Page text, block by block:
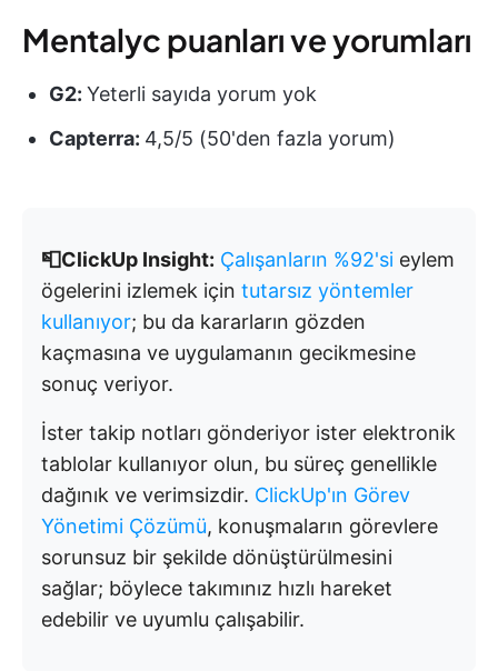
Mentalyc puanları ve yorumları
G2: Yeterli sayıda yorum yok
Capterra: 4,5/5 (50'den fazla yorum)
📮ClickUp Insight: Çalışanların %92'si eylem
ögelerini izlemek için tutarsız yöntemler
kullanıyor; bu da kararların gözden
kaçmasına ve uygulamanın gecikmesine
sonuç veriyor.
İster takip notları gönderiyor ister elektronik
tablolar kullanıyor olun, bu süreç genellikle
dağınık ve verimsizdir. ClickUp'ın Görev
Yönetimi Çözümü, konuşmaların görevlere
sorunsuz bir şekilde dönüştürülmesini
sağlar; böylece takımınız hızlı hareket
edebilir ve uyumlu çalışabilir.